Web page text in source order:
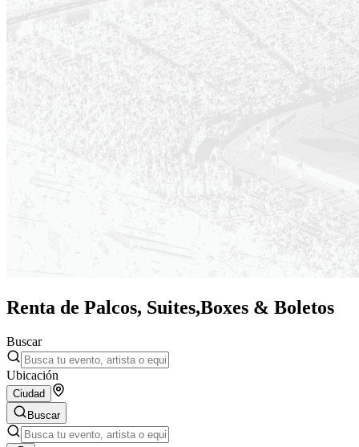
Renta de Palcos, Suites,Boxes & Boletos
Buscar
Ubicación
Ciudad
Buscar